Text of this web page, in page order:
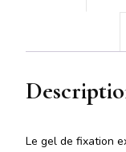
Le gel de fixation